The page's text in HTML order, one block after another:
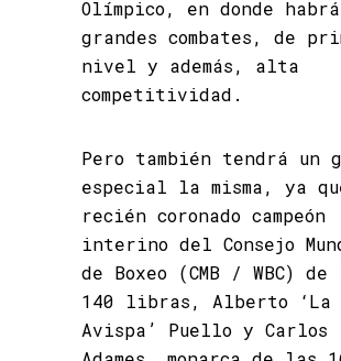
Olímpico, en donde habrá
grandes combates, de
nivel y además, alta
competitividad.
Pero también tendrá un
especial la misma, ya
recién coronado campeón
interino del Consejo
de Boxeo (CMB / WBC) de
140 libras, Alberto ‘La
Avispa’ Puello y Carlos